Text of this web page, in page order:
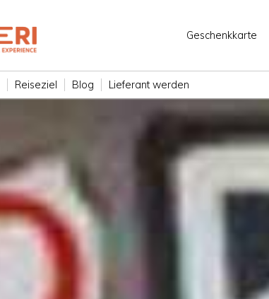
Geschenkkarte
Reiseziel Blog Lieferant werden